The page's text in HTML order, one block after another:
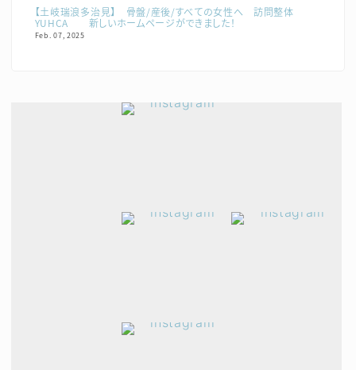
【土岐瑞浪多治見】 骨盤/産後/すべての女性へ 訪問整体
YUHCA 新しいホームページができました！
Feb. 07, 2025